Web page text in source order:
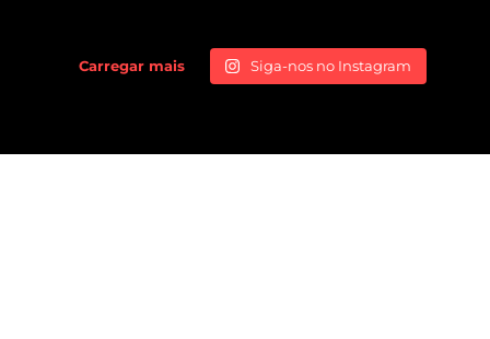
Carregar mais Siga-nos no Instagram